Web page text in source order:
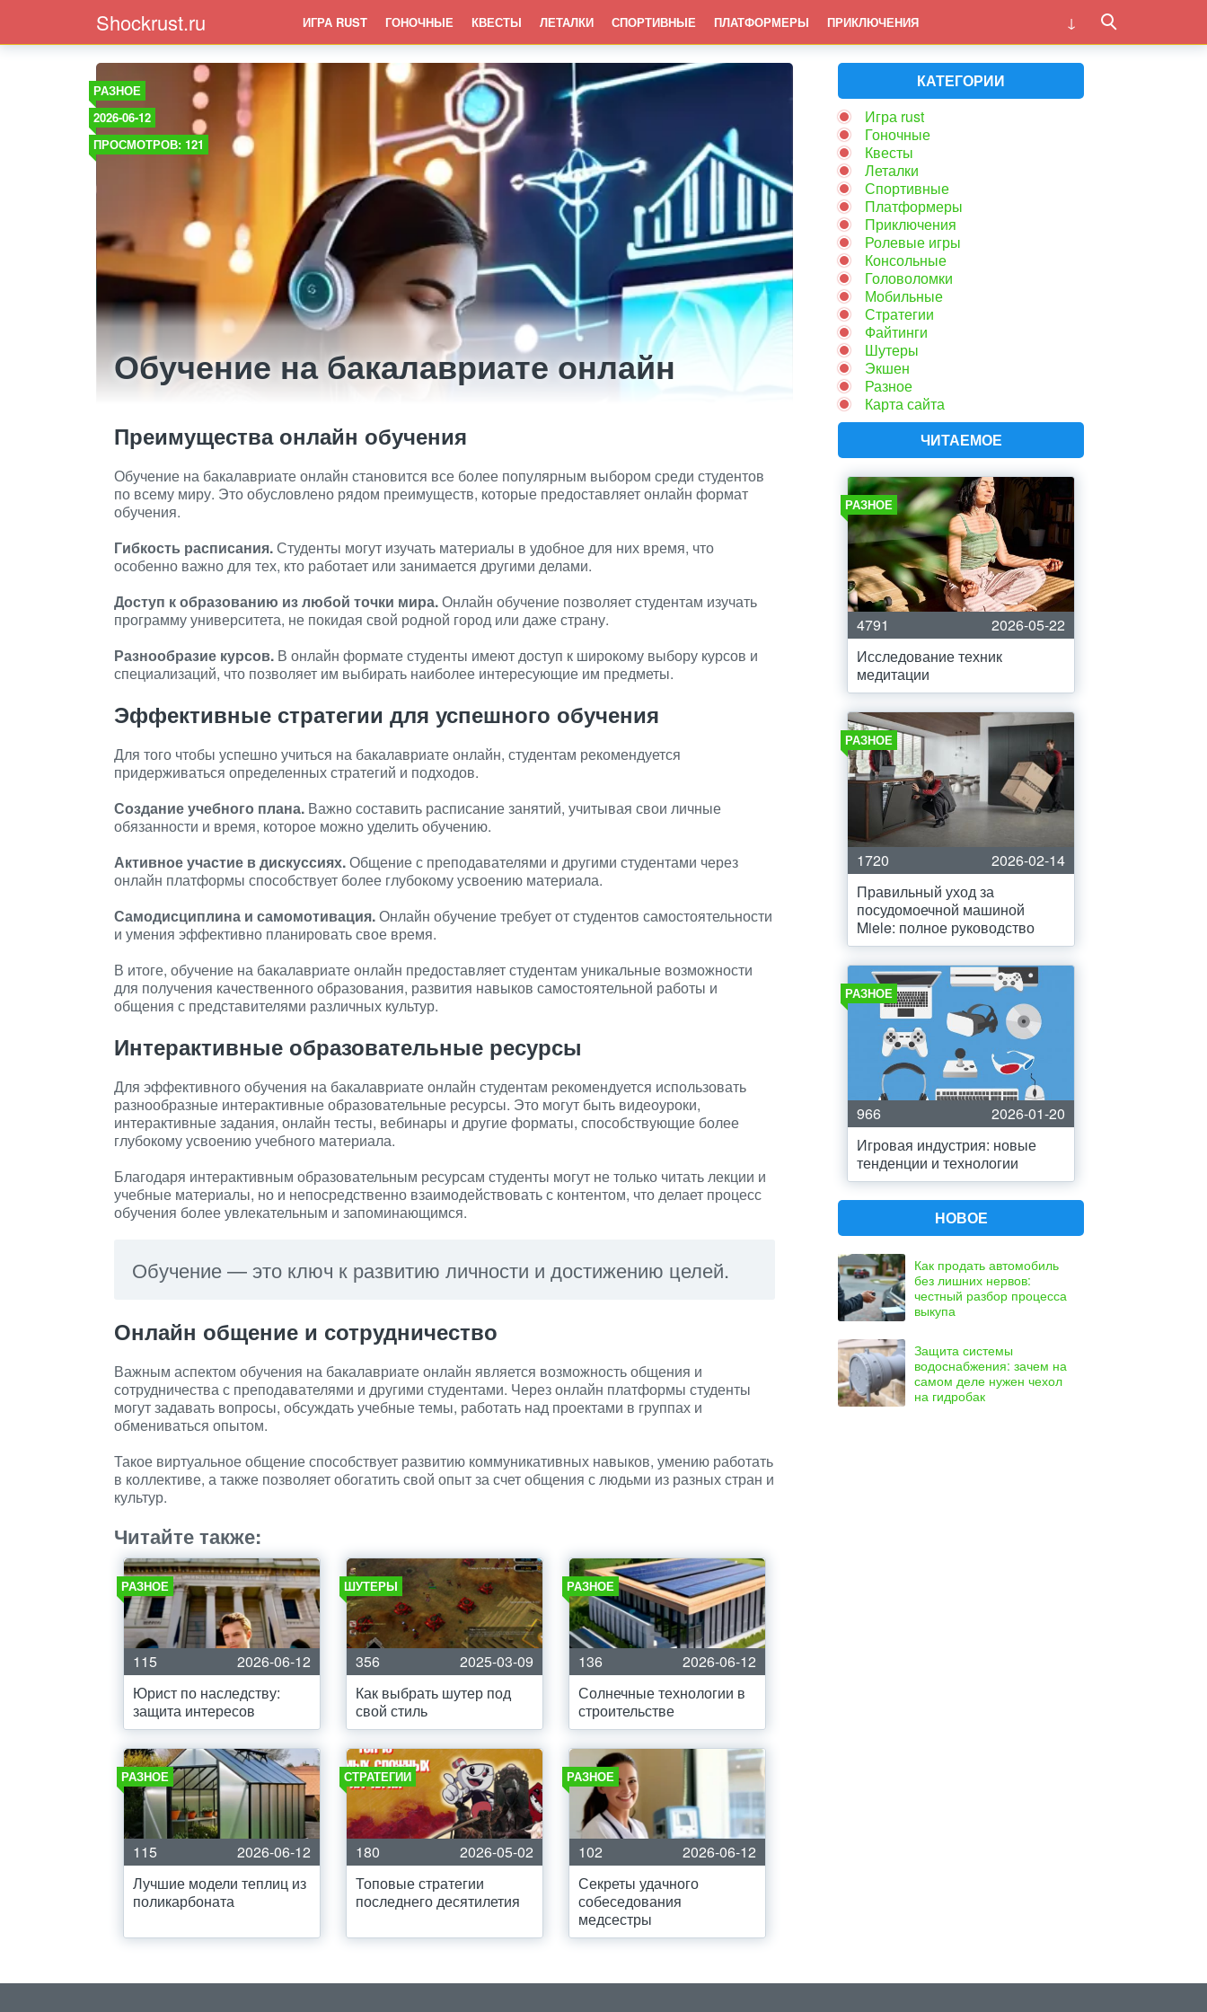
Shockrust.ru ИГРА RUST ГОНОЧНЫЕ КВЕСТЫ ЛЕТАЛКИ СПОРТИВНЫЕ ПЛАТФОРМЕРЫ ПРИКЛЮЧЕНИЯ
РАЗНОЕ
2026-06-12
ПРОСМОТРОВ: 121
Обучение на бакалавриате онлайн
Преимущества онлайн обучения
Обучение на бакалавриате онлайн становится все более популярным выбором среди студентов
по всему миру. Это обусловлено рядом преимуществ, которые предоставляет онлайн формат
обучения.
Гибкость расписания.Студенты могут изучать материалы в удобное для них время, что
особенно важно для тех, кто работает или занимается другими делами.
Доступ к образованию из любой точки мира.Онлайн обучение позволяет студентам изучать
программу университета, не покидая свой родной город или даже страну.
Разнообразие курсов. В онлайн формате студенты имеют доступ к широкому выбору курсов и
специализаций, что позволяет им выбирать наиболее интересующие им предметы.
Эффективные стратегии для успешного обучения
Для того чтобы успешно учиться на бакалавриате онлайн, студентам рекомендуется
придерживаться определенных стратегий и подходов.
Создание учебного плана. Важно составить расписание занятий, учитывая свои личные
обязанности и время, которое можно уделить обучению.
Активное участие в дискуссиях.Общение с преподавателями и другими студентами через
онлайн платформы способствует более глубокому усвоению материала.
Самодисциплина и самомотивация.Онлайн обучение требует от студентов самостоятельности
и умения эффективно планировать свое время.
В итоге, обучение на бакалавриате онлайн предоставляет студентам уникальные возможности
для получения качественного образования, развития навыков самостоятельной работы и
общения с представителями различных культур.
Интерактивные образовательные ресурсы
Для эффективного обучения на бакалавриате онлайн студентам рекомендуется использовать
разнообразные интерактивные образовательные ресурсы. Это могут быть видеоуроки,
интерактивные задания, онлайн тесты, вебинары и другие форматы, способствующие более
глубокому усвоению учебного материала.
Благодаря интерактивным образовательным ресурсам студенты могут не только читать лекции и
учебные материалы, но и непосредственно взаимодействовать с контентом, что делает процесс
обучения более увлекательным и запоминающимся.
Обучение — это ключ к развитию личности и достижению целей.
Онлайн общение и сотрудничество
Важным аспектом обучения на бакалавриате онлайн является возможность общения и
сотрудничества с преподавателями и другими студентами. Через онлайн платформы студенты
могут задавать вопросы, обсуждать учебные темы, работать над проектами в группах и
обмениваться опытом.
Такое виртуальное общение способствует развитию коммуникативных навыков, умению работать
в коллективе, а также позволяет обогатить свой опыт за счет общения с людьми из разных стран и
культур.
Читайте также:
РАЗНОЕ
115
2026-06-12
Юрист по наследству:
защита интересов
ШУТЕРЫ
356
2025-03-09
Как выбрать шутер под
свой стиль
РАЗНОЕ
136
2026-06-12
Солнечные технологии в
строительстве
РАЗНОЕ
115
2026-06-12
Лучшие модели теплиц из
поликарбоната
СТРАТЕГИИ
180
2026-05-02
Топовые стратегии
последнего десятилетия
РАЗНОЕ
102
2026-06-12
Секреты удачного
собеседования
медсестры
КАТЕГОРИИ
Игра rust
Гоночные
Квесты
Леталки
Спортивные
Платформеры
Приключения
Ролевые игры
Консольные
Головоломки
Мобильные
Стратегии
Файтинги
Шутеры
Экшен
Разное
Карта сайта
ЧИТАЕМОЕ
РАЗНОЕ
4791
2026-05-22
Исследование техник
медитации
РАЗНОЕ
1720
2026-02-14
Правильный уход за
посудомоечной машиной
Miele: полное руководство
РАЗНОЕ
966
2026-01-20
Игровая индустрия: новые
тенденции и технологии
НОВОЕ
Как продать автомобиль
без лишних нервов:
честный разбор процесса
выкупа
Защита системы
водоснабжения: зачем на
самом деле нужен чехол
на гидробак